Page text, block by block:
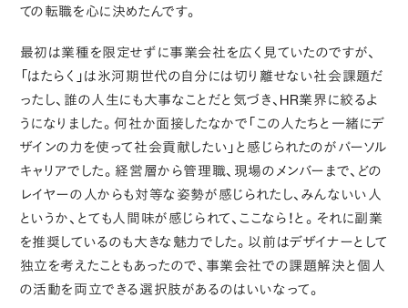
ての転職を心に決めたんです。
最初は業種を限定せずに事業会社を広く見ていたのですが、
「はたらく」は氷河期世代の自分には切り離せない社会課題だ
ったし、誰の人生にも大事なことだと気づき、HR業界に絞るよ
うになりました。何社か面接したなかで「この人たちと一緒にデ
ザインの力を使って社会貢献したい」と感じられたのがパーソル
キャリアでした。経営層から管理職、現場のメンバーまで、どの
レイヤーの人からも対等な姿勢が感じられたし、みんないい人
というか、とても人間味が感じられて、ここなら！と。それに副業
を推奨しているのも大きな魅力でした。以前はデザイナーとして
独立を考えたこともあったので、事業会社での課題解決と個人
の活動を両立できる選択肢があるのはいいなって。